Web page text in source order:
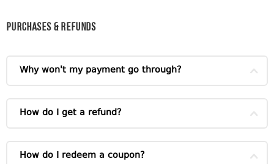
Purchases & Refunds
Why won't my payment go through?
How do I get a refund?
How do I redeem a coupon?